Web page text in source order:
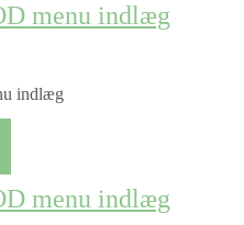
menu indlæg
menu indlæg